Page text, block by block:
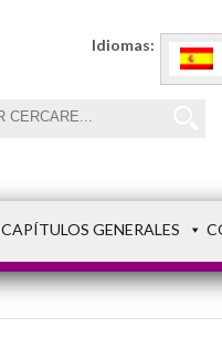
Idiomas:
CAPÍTULOS GENERALES